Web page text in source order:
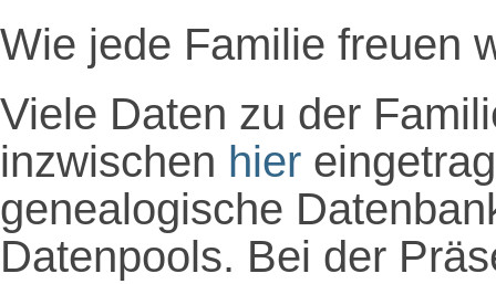
Wie jede Familie freuen
Viele Daten zu der
inzwischen hier
genealogische
Datenpools. Bei der